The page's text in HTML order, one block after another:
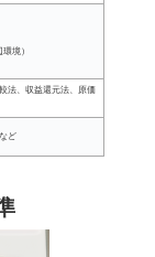
境）
法、収益還元法、原価
ど